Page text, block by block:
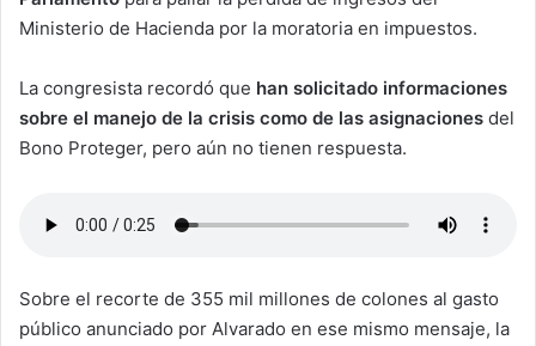
Ministerio de Hacienda por la moratoria en impuestos.
La congresista recordó que han solicitado informaciones
sobre el manejo de la crisis como de las asignaciones del
Bono Proteger, pero aún no tienen respuesta.
Sobre el recorte de 355 mil millones de colones al gasto
público anunciado por Alvarado en ese mismo mensaje, la